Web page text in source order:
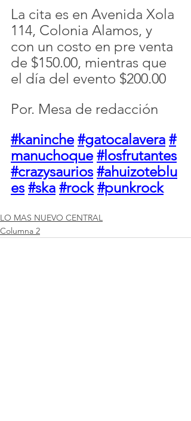
La cita es en Avenida Xola
114, Colonia Alamos, y
con un costo en pre venta
de $150.00, mientras que
el día del evento $200.00
Por. Mesa de redacción
#kaninche #gatocalavera #
manuchoque #losfrutantes
#crazysaurios #ahuizoteblu
es #ska #rock #punkrock
LO MAS NUEVO CENTRAL
Columna 2